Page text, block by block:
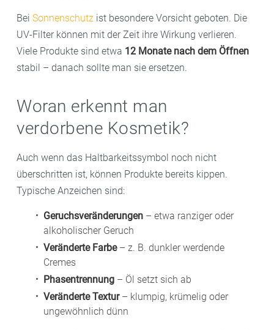
Bei Sonnenschutz ist besondere Vorsicht geboten. Die
UV-Filter können mit der Zeit ihre Wirkung verlieren.
Viele Produkte sind etwa 12 Monate nach dem Öffnen
stabil – danach sollte man sie ersetzen.
Woran erkennt man
verdorbene Kosmetik?
Auch wenn das Haltbarkeitssymbol noch nicht
überschritten ist, können Produkte bereits kippen.
Typische Anzeichen sind:
Geruchsveränderungen – etwa ranziger oder
alkoholischer Geruch
Veränderte Farbe– z. B. dunkler werdende
Cremes
Phasentrennung – Öl setzt sich ab
Veränderte Textur– klumpig, krümelig oder
ungewöhnlich dünn